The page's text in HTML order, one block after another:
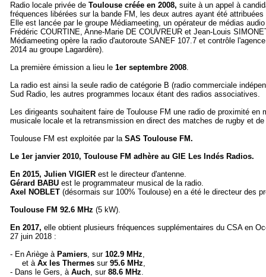
Radio locale privée de Toulouse créée en 2008, suite à un appel à
fréquences libérées sur la bande FM, les deux autres ayant été
Elle est lancée par le groupe Médiameeting, un opérateur de médias
Frédéric COURTINE, Anne-Marie DE COUVREUR et Jean-Louis
Médiameeting opère la radio d'autoroute SANEF 107.7 et contrôle
2014 au groupe Lagardère).
La première émission a lieu le 1er septembre 2008.
La radio est ainsi la seule radio de catégorie B (radio commerciale
Sud Radio, les autres programmes locaux étant des radios associatives.
Les dirigeants souhaitent faire de Toulouse FM une radio de proximité
musicale locale et la retransmission en direct des matches de rugby et
Toulouse FM est exploitée par la SAS Toulouse FM.
Le 1er janvier 2010, Toulouse FM adhère au GIE Les Indés Radios.
En 2015, Julien VIGIER est le directeur d'antenne.
Gérard BABU est le programmateur musical de la radio.
Axel NOBLET (désormais sur 100% Toulouse) en a été le directeur des
Toulouse FM 92.6 MHz (5 kW).
En 2017, elle obtient plusieurs fréquences supplémentaires du CSA en
27 juin 2018 :
- En Ariège à Pamiers, sur 102.9 MHz,
et à Ax les Thermes sur95.6 MHz,
- Dans le Gers, àAuch, sur 88.6 MHz.